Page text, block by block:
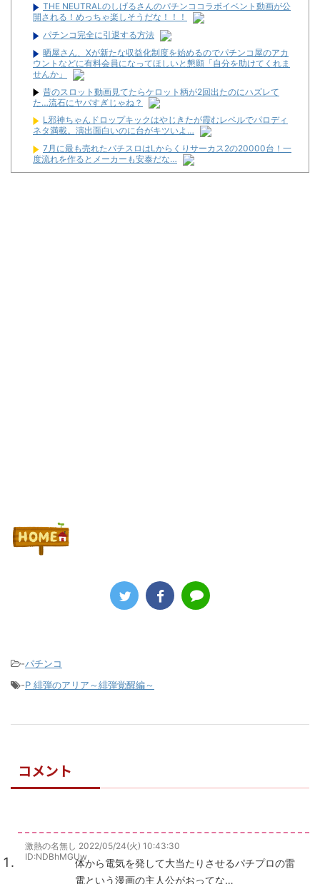
THE NEUTRALのしげるさんのパチンココラボイベント動画が公
開される！めっちゃ楽しそうだな！！！
パチンコ完全に引退する方法
晒屋さん、Xが新たな収益化制度を始めるのでパチンコ屋のアカ
ウントなどに有料会員になってほしいと懇願「自分を助けてくれま
せんか」
昔のスロット動画見てたらケロット柄が2回出たのにハズレて
た…流石にヤバすぎじゃね？
L邪神ちゃんドロップキックはやじきたが霞むレベルでパロディ
ネタ満載。演出面白いのに台がキツいよ…
7月に最も売れたパチスロはLからくりサーカス2の20000台！一
度流れを作るとメーカーも安泰だな…
-パチンコ
-P 緋弾のアリア～緋弾覚醒編～
コメント
激熱の名無し 2022/05/24(火) 10:43:30
ID:NDBhMGUw
体から電気を発して大当たりさせるパチプロの雷
電という漫画の主人公がおってな…